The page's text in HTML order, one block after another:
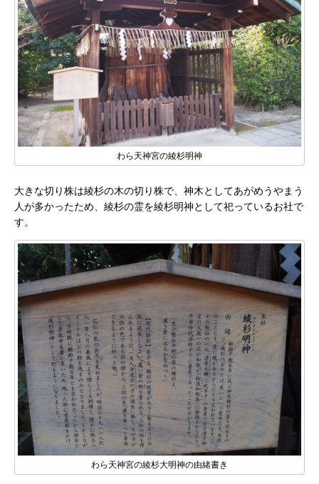
わら天神宮の綾杉明神
大きな切り株は綾杉の木の切り株で、神木としてあがめうやまう
人が多かったため、綾杉の霊を綾杉明神として祀っているお社で
す。
わら天神宮の綾杉大明神の由緒書き